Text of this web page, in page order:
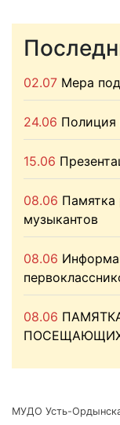
02.07 Мера
24.06 Полиция
15.06
08.06 Памятка
музыкантов
08.06
08.06
МУДО Усть-